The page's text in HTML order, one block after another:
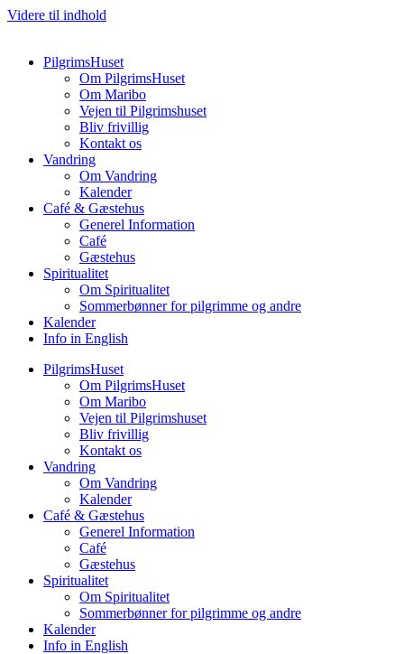
Videre til indhold
PilgrimsHuset
Om PilgrimsHuset
Om Maribo
Vejen til Pilgrimshuset
Bliv frivillig
Kontakt os
Vandring
Om Vandring
Kalender
Café & Gæstehus
Generel Information
Café
Gæstehus
Spiritualitet
Om Spiritualitet
Sommerbønner for pilgrimme og andre
Kalender
Info in English
PilgrimsHuset
Om PilgrimsHuset
Om Maribo
Vejen til Pilgrimshuset
Bliv frivillig
Kontakt os
Vandring
Om Vandring
Kalender
Café & Gæstehus
Generel Information
Café
Gæstehus
Spiritualitet
Om Spiritualitet
Sommerbønner for pilgrimme og andre
Kalender
Info in English